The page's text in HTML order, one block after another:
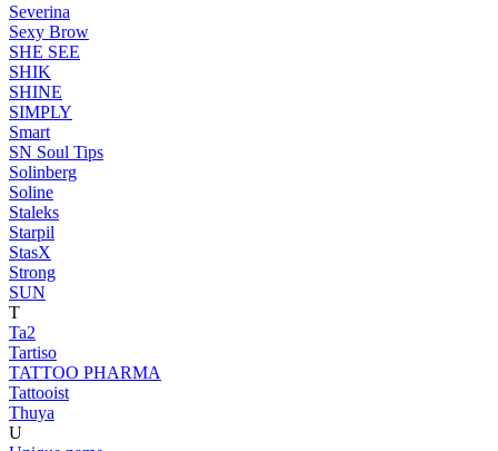
Severina
Sexy Brow
SHE SEE
SHIK
SHINE
SIMPLY
Smart
SN Soul Tips
Solinberg
Soline
Staleks
Starpil
StasX
Strong
SUN
T
Ta2
Tartiso
TATTOO PHARMA
Tattooist
Thuya
U